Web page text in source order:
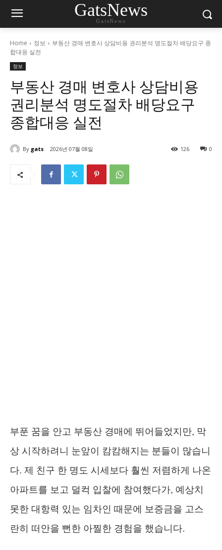
GatsNews
GatsNews
Home 정보
부동산 경매 변호사 상담비용 권리분석 명도절차 배당요구 종
합대응 실전
정보
부동산 경매 변호사 상담비용
권리분석 명도절차 배당요구
종합대응 실전
By gats 2026년 07월 08일 0
126
부푼 꿈을 안고 부동산 경매에 뛰어들었지만, 막
상 시작하려니 눈앞이 캄캄해지는 분들이 많습니
다. 제 친구 한 명도 시세보다 훨씬 저렴하게 나온
아파트를 보고 덜컥 입찰에 참여했다가, 예상치
못한 대항력 있는 임차인 때문에 보증금을 고스
란히 떠안을 뻔한 아찔한 경험을 했습니다.